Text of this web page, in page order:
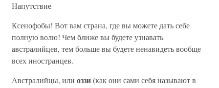
Напутствие
Ксенофобы! Вот вам страна, где вы можете дать себе
полную волю! Чем ближе вы будете узнавать
австралийцев, тем больше вы будете ненавидеть вообще
всех иностранцев.
Австралийцы, или оззи(как они сами себя называют в